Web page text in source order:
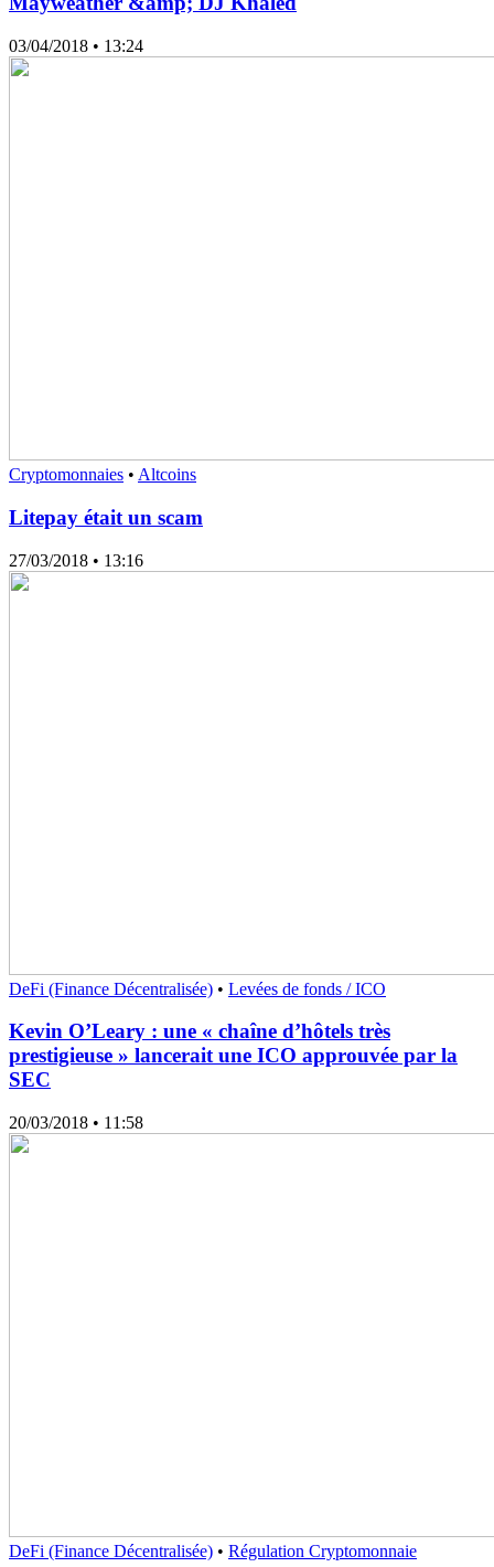
03/04/2018 • 13:24
Cryptomonnaies • Altcoins
Litepay était un scam
27/03/2018 • 13:16
DeFi (Finance Décentralisée) • Levées de fonds / ICO
Kevin O’Leary : une « chaîne d’hôtels très
prestigieuse » lancerait une ICO approuvée par la
SEC
20/03/2018 • 11:58
DeFi (Finance Décentralisée) • Régulation Cryptomonnaie